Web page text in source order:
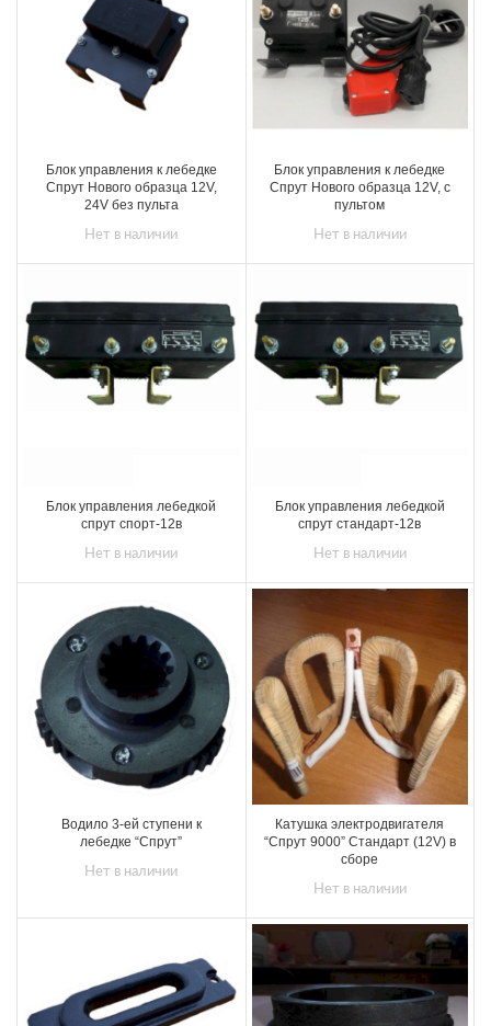
Блок управления к лебедке
Спрут Нового образца 12V,
24V без пульта
Нет в наличии
Блок управления к лебедке
Спрут Нового образца 12V, с
пультом
Нет в наличии
Блок управления лебедкой
спрут спорт-12в
Нет в наличии
Блок управления лебедкой
спрут стандарт-12в
Нет в наличии
Водило 3-ей ступени к
лебедке “Спрут”
Нет в наличии
Катушка электродвигателя
“Спрут 9000” Стандарт (12V) в
сборе
Нет в наличии